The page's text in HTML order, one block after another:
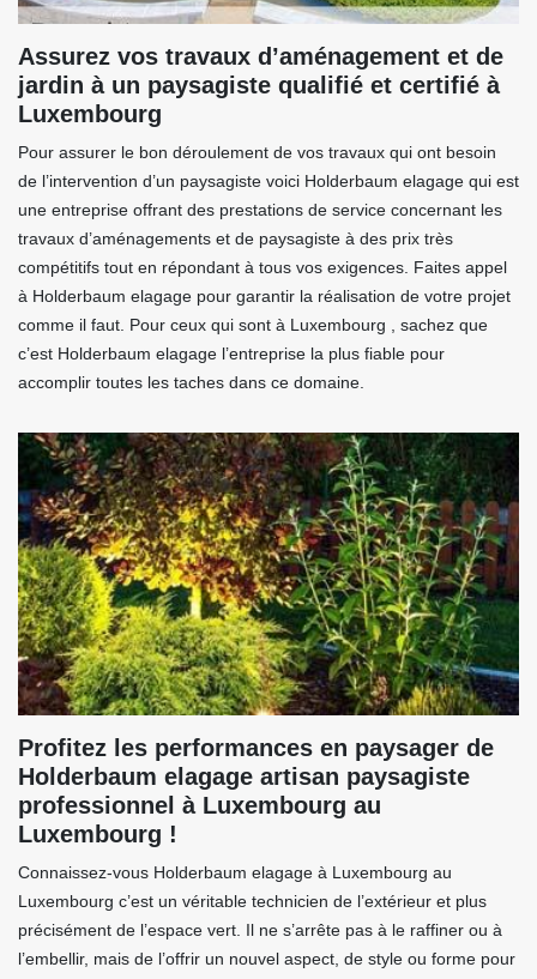
Assurez vos travaux d’aménagement et de
jardin à un paysagiste qualifié et certifié à
Luxembourg
Pour assurer le bon déroulement de vos travaux qui ont besoin
de l’intervention d’un paysagiste voici Holderbaum elagage qui est
une entreprise offrant des prestations de service concernant les
travaux d’aménagements et de paysagiste à des prix très
compétitifs tout en répondant à tous vos exigences. Faites appel
à Holderbaum elagage pour garantir la réalisation de votre projet
comme il faut. Pour ceux qui sont à Luxembourg , sachez que
c’est Holderbaum elagage l’entreprise la plus fiable pour
accomplir toutes les taches dans ce domaine.
Profitez les performances en paysager de
Holderbaum elagage artisan paysagiste
professionnel à Luxembourg au
Luxembourg !
Connaissez-vous Holderbaum elagage à Luxembourg au
Luxembourg c’est un véritable technicien de l’extérieur et plus
précisément de l’espace vert. Il ne s’arrête pas à le raffiner ou à
l’embellir, mais de l’offrir un nouvel aspect, de style ou forme pour